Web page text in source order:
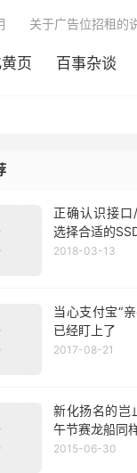
页 百事杂谈
关于广告位招租的
正确认识接
选择合适的
2018-03-13
当心支付宝“
已经盯上了
2017-08-21
新化扬名的岂
午节赛龙船同
2015-06-30